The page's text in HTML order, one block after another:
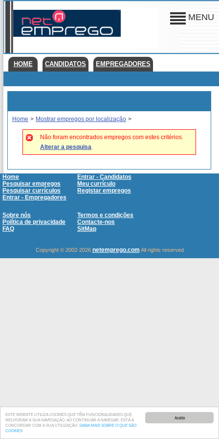
Aceito
ESTE WEBSITE UTILIZA COOKIES QUE TÊM FUNCIONALIDADES QUE
MELHORAM A SUA NAVEGAÇÃO. AO CONTINUAR A NAVEGAR, ESTÁ A
CONCORDAR COM A SUA UTILIZAÇÃO. SAIBA MAIS SOBRE O QUE SÃO
COOKIES
MENU
HOME CANDIDATOS EMPREGADORES
Home > Mostrar empregos por localização >
Não foram encontrados empregos com estes critérios.
Alterar a pesquisa.
Home
Entrar - Candidatos
Pesquisar empregos
Meu currículo
Pesquisar currículos
Registar empregos
Entrar - Empregadores
Sobre nós
Termos e condições
Política de privacidade
Contacte-nos
FAQ
SitMap
Copyright © 2002-2026 netemprego.com All rights reserved